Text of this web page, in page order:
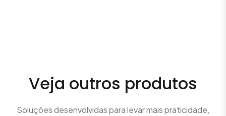
Veja outros produtos
Soluções desenvolvidas para levar mais praticidade,